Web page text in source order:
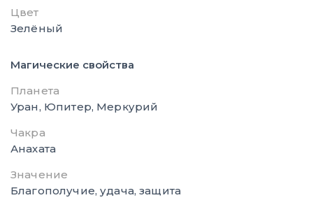
Цвет
Зелёный
Магические свойства
Планета
Уран, Юпитер, Меркурий
Чакра
Анахата
Значение
Благополучие, удача, защита